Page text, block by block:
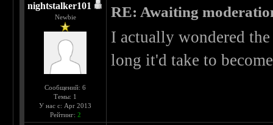
nightstalker101
Newbie
Сообщений: 6
Темы: 1
У нас с: Apr 2013
Рейтинг: 2
RE: Awaiting
I actually wondered
long it'd take to